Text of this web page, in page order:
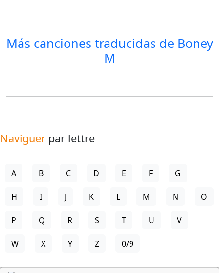
Más canciones traducidas de Boney
M
Naviguer par lettre
A B C D E F G
H I J K L M N O
P Q R S T U V
W X Y Z 0/9